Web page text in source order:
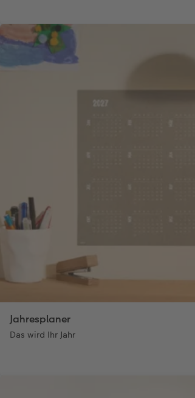
Jahresplaner
Das wird Ihr Jahr